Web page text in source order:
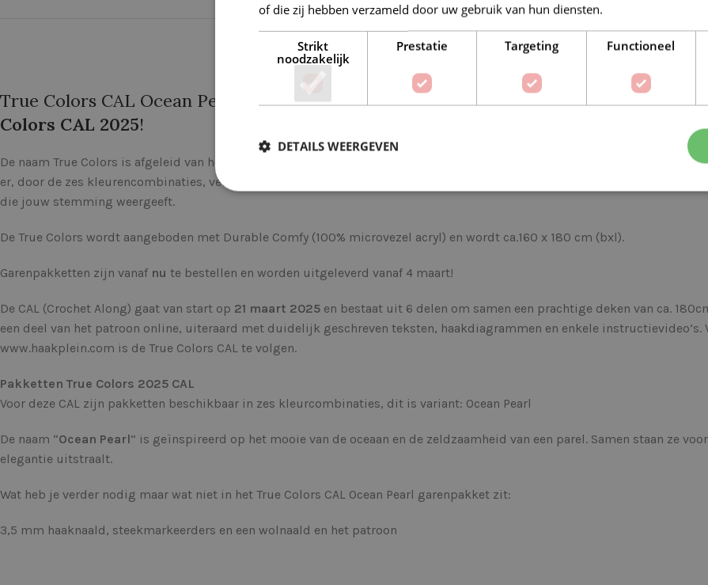
BESCHRIJVING EXTRA INFORMATIE
True Colors CAL Ocean Pearl garenpakket is een variant van het Crochet Along
Colors CAL 2025!
De naam True Colors is afgeleid van het liedje van Cyndi Lauper. Veel verschillende mensen, veel verschillende meningen,
er, door de zes kleurencombinaties, veel kleuren aan ons voorbij gingen die allemaal, in onze ogen, een andere emotie
die jouw stemming weergeeft.
De True Colors wordt aangeboden met Durable Comfy (100% microvezel acryl) en wordt ca.160 x 180 cm (bxl).
Garenpakketten zijn vanaf nu te bestellen en worden uitgeleverd vanaf 4 maart!
De CAL (Crochet Along) gaat van start op 21 maart 2025 en bestaat uit 6 delen om samen een prachtige deken van ca.
een deel van het patroon online, uiteraard met duidelijk geschreven teksten, haakdiagrammen en enkele instructievideo’s.
www.haakplein.com is de True Colors CAL te volgen.
Pakketten True Colors 2025 CAL
Voor deze CAL zijn pakketten beschikbaar in zes kleurcombinaties, dit is variant: Ocean Pearl
De naam “Ocean Pearl” is geïnspireerd op het mooie van de oceaan en de zeldzaamheid van een parel. Samen staan ze
elegantie uitstraalt.
Wat heb je verder nodig maar wat niet in het True Colors CAL Ocean Pearl garenpakket zit:
3,5 mm haaknaald, steekmarkeerders en een wolnaald en het patroon
of die zij hebben verzameld door uw gebruik van hun diensten.
Strikt
noodzakelijk
Prestatie Targeting Functioneel
DETAILS WEERGEVEN